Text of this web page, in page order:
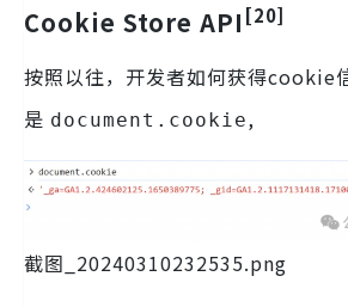
Cookie Store API [20]
按照以往，开发者如何获得cookie
是 document.cookie,
截图_20240310232535.png